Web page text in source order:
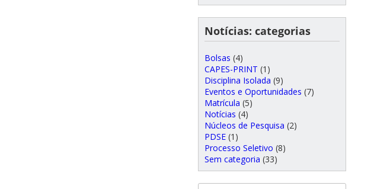
Notícias: categorias
Bolsas (4)
CAPES-PRINT (1)
Disciplina Isolada (9)
Eventos e Oportunidades (7)
Matrícula (5)
Notícias (4)
Núcleos de Pesquisa (2)
PDSE (1)
Processo Seletivo (8)
Sem categoria (33)